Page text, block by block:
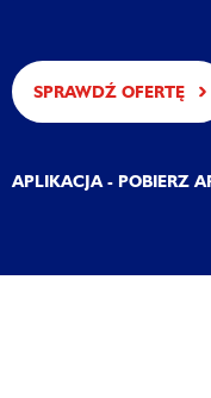
SPRAWDŹ OFERTĘ
APLIKACJA - POBIERZ